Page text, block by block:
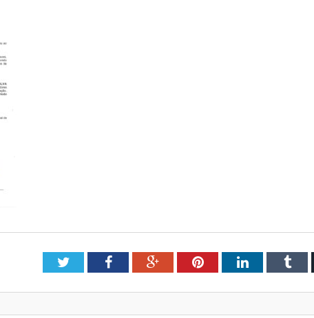
TwitterFacebookGoogle+PinterestLinkedIn